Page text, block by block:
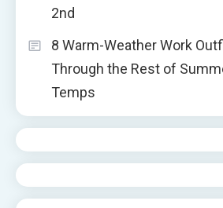
2nd
8 Warm-Weather Work
Through the Rest of
Temps